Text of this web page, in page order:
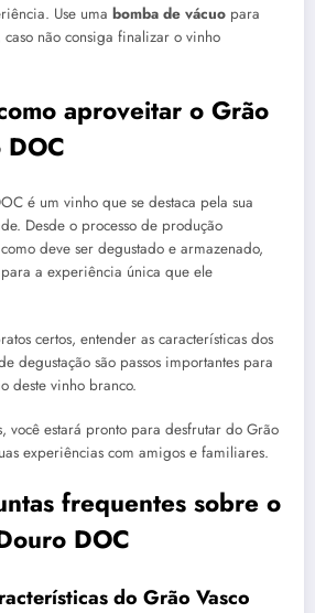
Use uma bomba de vácuo para
não consiga finalizar o vinho
aproveitar o Grão
DOC
é um vinho que se destaca pela sua
Desde o processo de produção
deve ser degustado e armazenado,
a experiência única que ele
certos, entender as características dos
degustação são passos importantes para
deste vinho branco.
você estará pronto para desfrutar do Grão
experiências com amigos e familiares.
frequentes sobre o
DOC
do Grão Vasco